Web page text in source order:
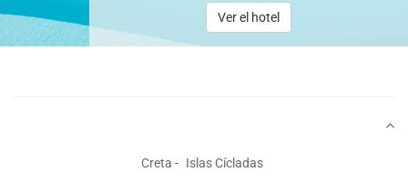
Ver el hotel
Creta Islas Cícladas